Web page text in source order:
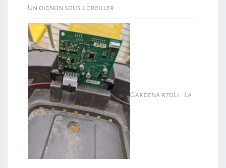
Un oignon sous l’oreiller
Gardena r70Li : La